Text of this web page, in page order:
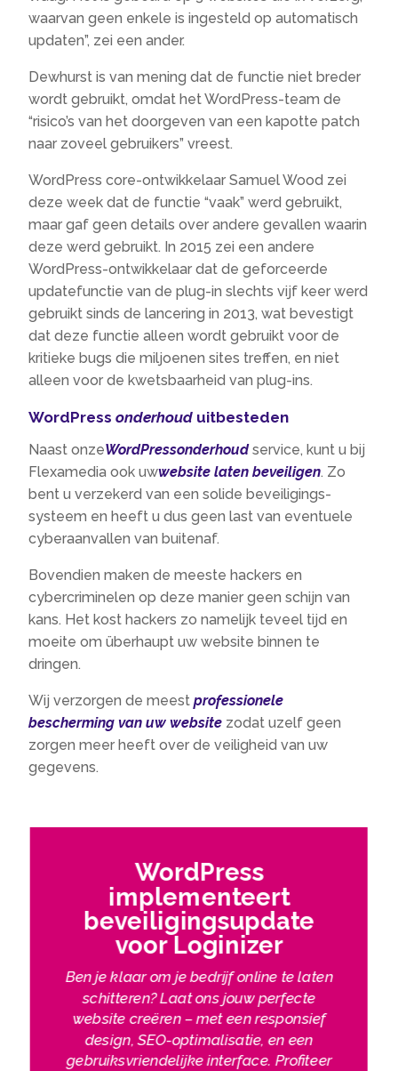
waarvan geen enkele is ingesteld op automatisch
updaten”, zei een ander.
Dewhurst is van mening dat de functie niet breder
wordt gebruikt, omdat het WordPress-team de
“risico’s van het doorgeven van een kapotte patch
naar zoveel gebruikers” vreest.
WordPress core-ontwikkelaar Samuel Wood zei
deze week dat de functie “vaak” werd gebruikt,
maar gaf geen details over andere gevallen waarin
deze werd gebruikt. In 2015 zei een andere
WordPress-ontwikkelaar dat de geforceerde
updatefunctie van de plug-in slechts vijf keer werd
gebruikt sinds de lancering in 2013, wat bevestigt
dat deze functie alleen wordt gebruikt voor de
kritieke bugs die miljoenen sites treffen, en niet
alleen voor de kwetsbaarheid van plug-ins.
WordPressonderhoud uitbesteden
Naast onzeWordPressonderhoudservice, kunt u bij
Flexamedia ook uwwebsite laten beveiligen. Zo
bent u verzekerd van een solide beveiligings-
systeem en heeft u dus geen last van eventuele
cyberaanvallen van buitenaf.
Bovendien maken de meeste hackers en
cybercriminelen op deze manier geen schijn van
kans. Het kost hackers zo namelijk teveel tijd en
moeite om überhaupt uw website binnen te
dringen.
Wij verzorgen de meestprofessionele
bescherming van uw website zodat uzelf geen
zorgen meer heeft over de veiligheid van uw
gegevens.
WordPress
implementeert
beveiligingsupdate
voor Loginizer
Ben je klaar om je bedrijf online te laten
schitteren? Laat ons jouw perfecte
website creëren – met een responsief
design, SEO-optimalisatie, en een
gebruiksvriendelijke interface. Profiteer